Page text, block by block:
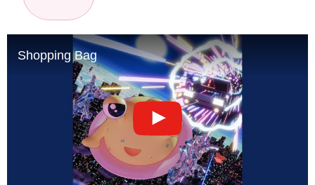
Shopping Bag